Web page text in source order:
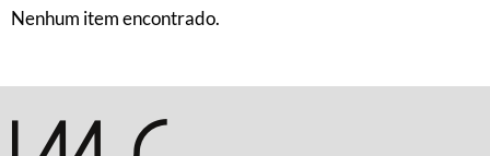
Nenhum item encontrado.